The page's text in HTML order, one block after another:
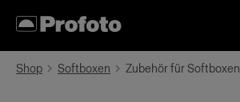
Shop Softboxen Zubehör für Softboxen